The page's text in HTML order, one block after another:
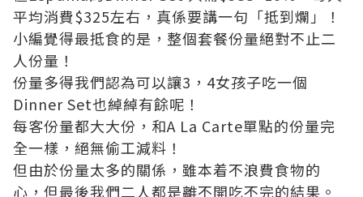
平均消費$325左右，真係要講一句「抵到爛」！
小編覺得最抵食的是，整個套餐份量絕對不止二
人份量！
份量多得我們認為可以讓3，4女孩子吃一個
Dinner Set也綽綽有餘呢！
每客份量都大大份，和A La Carte單點的份量完
全一樣，絕無偷工減料！
但由於份量太多的關係，雖本着不浪費食物的
心，但最後我們二人都是離不開吃不完的結果。